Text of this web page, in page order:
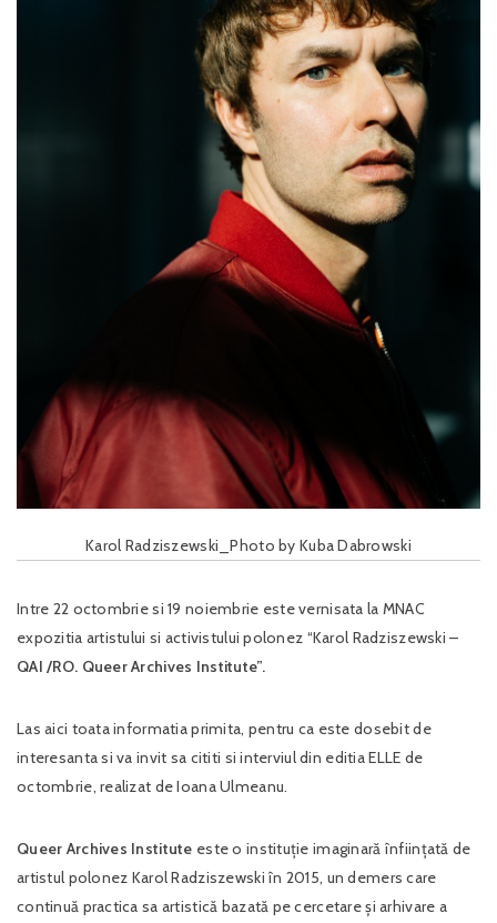
Karol Radziszewski_Photo by Kuba Dabrowski
Intre 22 octombrie si 19 noiembrie este vernisata la MNAC
expozitia artistului si activistului polonez “Karol Radziszewski –
QAI /RO. Queer Archives Institute”.
Las aici toata informatia primita, pentru ca este dosebit de
interesanta si va invit sa cititi si interviul din editia ELLE de
octombrie, realizat de Ioana Ulmeanu.
Queer Archives Institute este o instituție imaginară înființată de
artistul polonez Karol Radziszewski în 2015, un demers care
continuă practica sa artistică bazată pe cercetare și arhivare a